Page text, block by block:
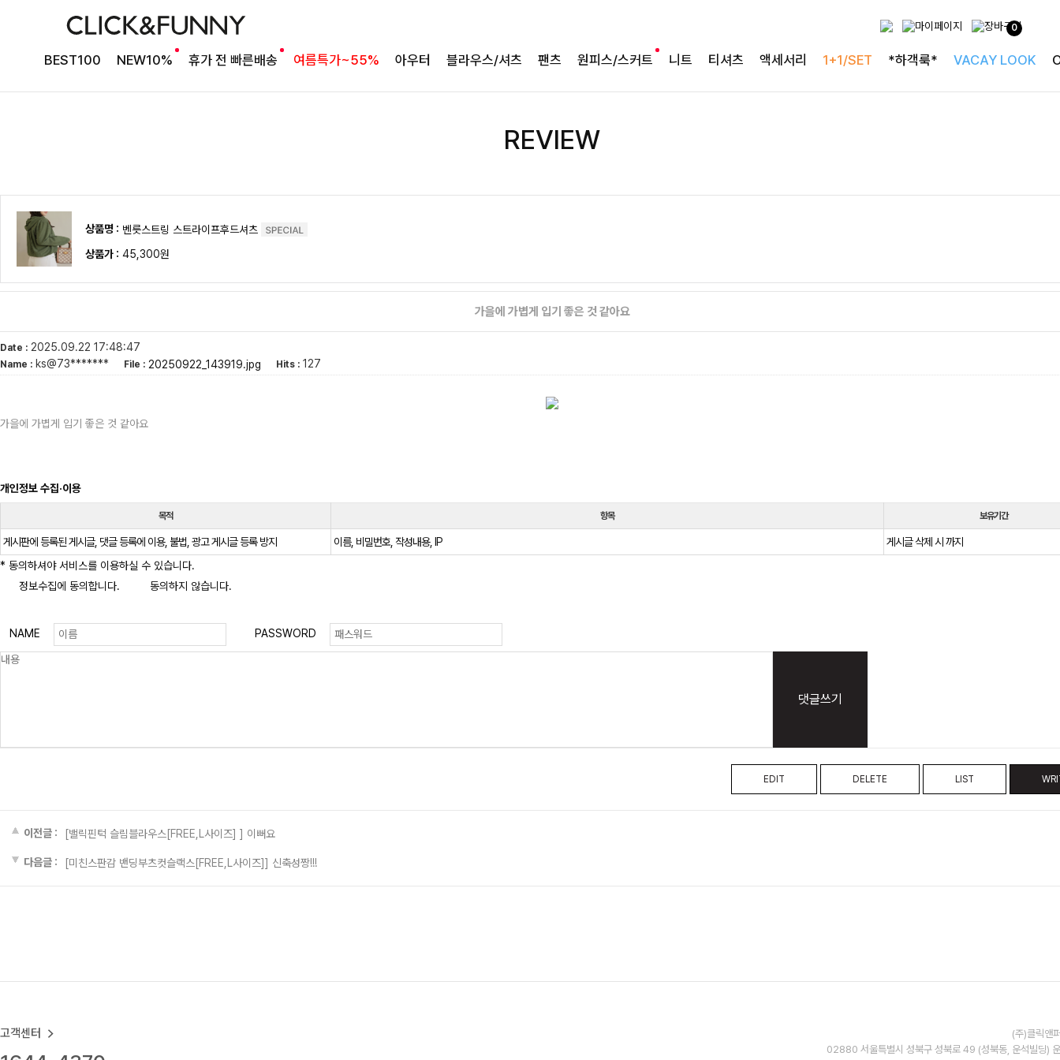
0
BEST100 NEW10% 휴가 전 빠른배송 여름특가~55% 아우터 블라우스/셔츠 팬츠 원피스/스커트 니트 티셔츠 액세서리 1+1/SET *하객룩* VACAY LOOK
REVIEW
상품명 : 벤릇스트링 스트라이프후드셔츠
상품가 : 45,300원
가을에 가볍게 입기 좋은 것 같아요
Date : 2025.09.22 17:48:47
Name : ks@73******* File : 20250922_143919.jpg Hits : 127
가을에 가볍게 입기 좋은 것 같아요
개인정보 수집·이용
목적 항목 보유기간
게시판에 등록된 게시글, 댓글 등록에 이용, 불법, 광고 게시글 등록 방지 이름, 비밀번호, 작성내용, IP
게시글 삭제 시 까지
* 동의하셔야 서비스를 이용하실 수 있습니다.
정보수집에 동의합니다.
동의하지 않습니다.
NAME PASSWORD
댓글쓰기
EDIT DELETE LIST
이전글 : [밸릭핀턱 슬림블라우스[FREE,L사이즈] ] 이뻐요
다음글 : [미친스판감 밴딩부츠컷슬랙스[FREE,L사이즈]] 신축성짱!!!
고객센터
(주)클릭앤
02880 서울특별시 성북구 성북로 49 (성북동, 운석빌딩)